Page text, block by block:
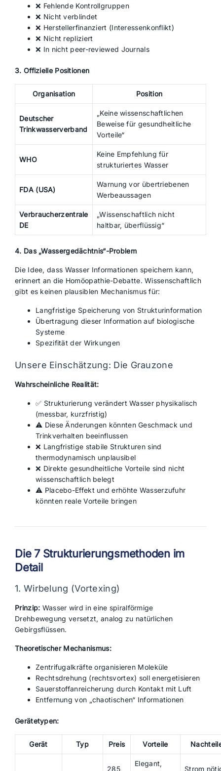
❌ Fehlende Kontrollgruppen
❌ Nicht verblindet
❌ Herstellerfinanziert (Interessenkonflikt)
❌ Nicht repliziert
❌ In nicht peer-reviewed Journals
3. Offizielle Positionen
Organisation Position
Deutscher
Trinkwasserverband
„Keine wissenschaftlichen
Beweise für gesundheitliche
Vorteile“
WHO
Keine Empfehlung für
strukturiertes Wasser
FDA (USA)
Warnung vor übertriebenen
Werbeaussagen
Verbraucherzentrale
DE
„Wissenschaftlich nicht
haltbar, überflüssig“
4. Das „Wassergedächtnis“-Problem
Die Idee, dass Wasser Informationen speichern kann,
erinnert an die Homöopathie-Debatte. Wissenschaftlich
gibt es keinen plausiblen Mechanismus für:
Langfristige Speicherung von Strukturinformation
Übertragung dieser Information auf biologische
Systeme
Spezifität der Wirkungen
Unsere Einschätzung: Die Grauzone
Wahrscheinliche Realität:
✅ Strukturierung verändert Wasser physikalisch
(messbar, kurzfristig)
⚠️ Diese Änderungen könnten Geschmack und
Trinkverhalten beeinflussen
❌ Langfristige stabile Strukturen sind
thermodynamisch unplausibel
❌ Direkte gesundheitliche Vorteile sind nicht
wissenschaftlich belegt
⚠️ Placebo-Effekt und erhöhte Wasserzufuhr
könnten reale Vorteile bringen
Die 7 Strukturierungsmethoden im
Detail
1. Wirbelung (Vortexing)
Prinzip: Wasser wird in eine spiralförmige
Drehbewegung versetzt, analog zu natürlichen
Gebirgsflüssen.
Theoretischer Mechanismus:
Zentrifugalkräfte organisieren Moleküle
Rechtsdrehung (rechtsvortex) soll energetisieren
Sauerstoffanreicherung durch Kontakt mit Luft
Entfernung von „chaotischen“ Informationen
Gerätetypen:
Gerät Typ Preis Vorteile
285
Elegant,
Strom